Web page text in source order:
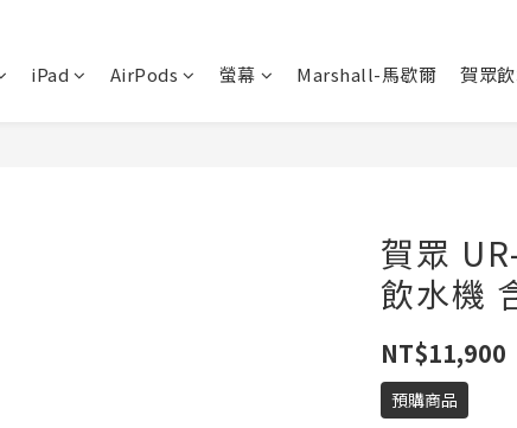
iPad AirPods 螢幕 Marshall-馬歇爾 賀眾
賀眾
飲水機
NT$11,900
預購商品